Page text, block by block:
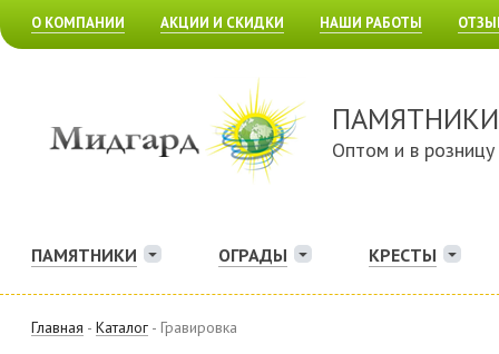
О КОМПАНИИ АКЦИИ И СКИДКИ НАШИ РАБОТЫ
ПАМЯТНИКИ
Оптом и в розницу
ПАМЯТНИКИ ОГРАДЫ КРЕСТЫ
Главная - Каталог - Гравировка